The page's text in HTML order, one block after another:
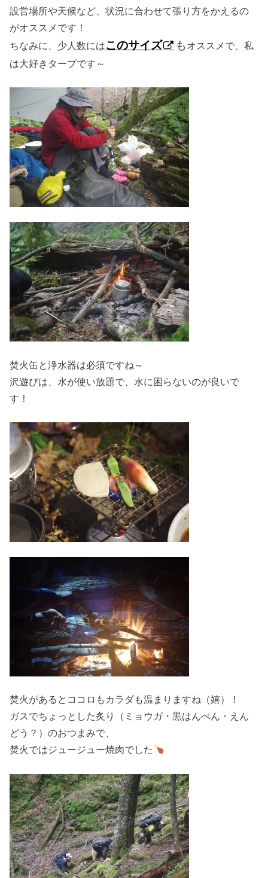
設営場所や天候など、状況に合わせて張り方をかえるの
がオススメです！
ちなみに、少人数にはこのサイズ も オススメで、私
は大好きタープです～
焚火缶と浄水器は必須ですね～
沢遊びは、水が使い放題で、水に困らないのが良いで
す！
焚火があるとココロもカラダも温まりますね（嬉）！
ガスでちょっとした炙り（ミョウガ・黒はんぺん・えん
どう？）のおつまみで、
焚火ではジュージュー焼肉でした